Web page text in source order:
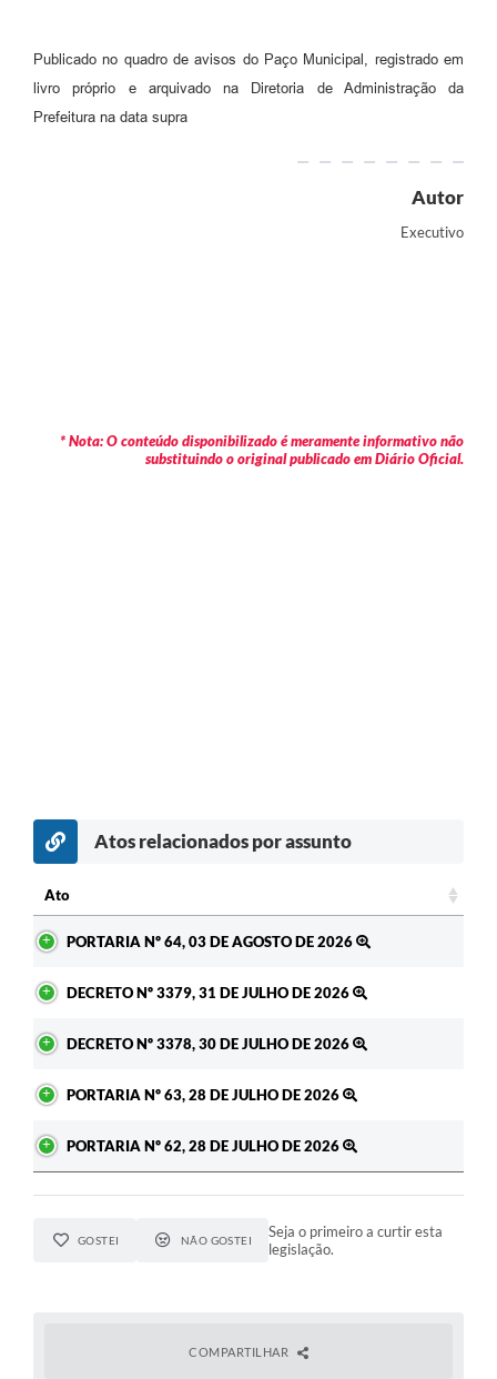
Publicado no quadro de avisos do Paço Municipal, registrado em
livro próprio e arquivado na Diretoria de Administração da
Prefeitura na data supra
Autor
Executivo
* Nota: O conteúdo disponibilizado é meramente informativo não
substituindo o original publicado em Diário Oficial.
Atos relacionados por assunto
Ato
PORTARIA Nº 64, 03 DE AGOSTO DE 2026
DECRETO Nº 3379, 31 DE JULHO DE 2026
DECRETO Nº 3378, 30 DE JULHO DE 2026
PORTARIA Nº 63, 28 DE JULHO DE 2026
PORTARIA Nº 62, 28 DE JULHO DE 2026
GOSTEI NÃO GOSTEI
Seja o primeiro a curtir esta
legislação.
COMPARTILHAR